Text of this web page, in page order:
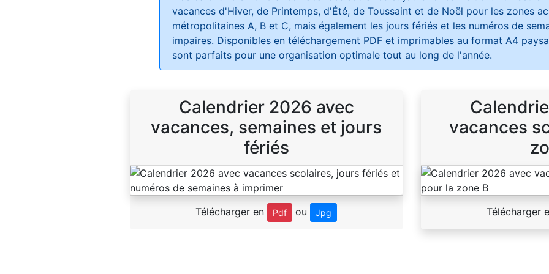
vacances d'Hiver, de Printemps, d'Été, de Toussaint et de Noël pour les zones
métropolitaines A, B et C, mais également les jours fériés et les numéros de
impaires. Disponibles en téléchargement PDF et imprimables au format A4
sont parfaits pour une organisation optimale tout au long de l'année.
Calendrier 2026 avec
vacances, semaines et jours
fériés
Télécharger en Pdf ou Jpg
vacances
Télécharger